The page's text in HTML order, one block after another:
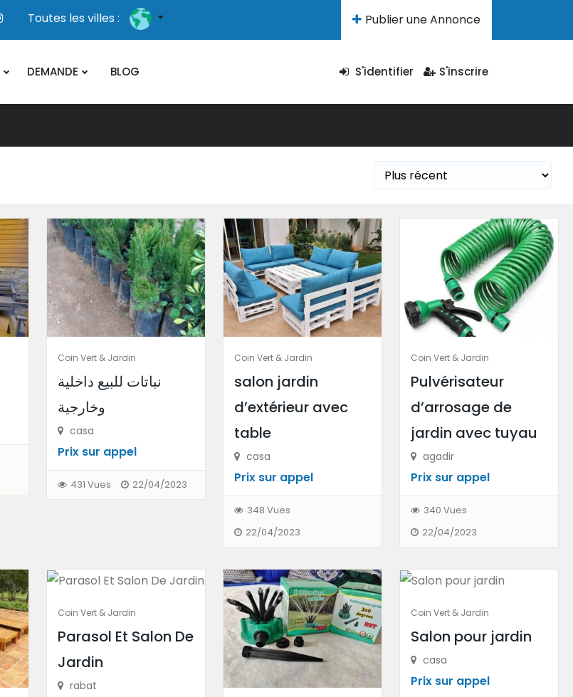
Toutes les villes : Publier une Annonce
DEMANDE BLOG S'identifier S'inscrire
Coin Vert & Jardin
نباتات للبيع داخلية
وخارجية
casa
Prix ​​sur appel
431 Vues 22/04/2023
Coin Vert & Jardin
salon jardin
d’extérieur avec
table
casa
Prix ​​sur appel
348 Vues
22/04/2023
Coin Vert & Jardin
Pulvérisateur
d’arrosage de
jardin avec tuyau
agadir
Prix ​​sur appel
340 Vues
22/04/2023
Coin Vert & Jardin
Parasol Et Salon De
Jardin
rabat
Coin Vert & Jardin
Salon pour jardin
casa
Prix ​​sur appel